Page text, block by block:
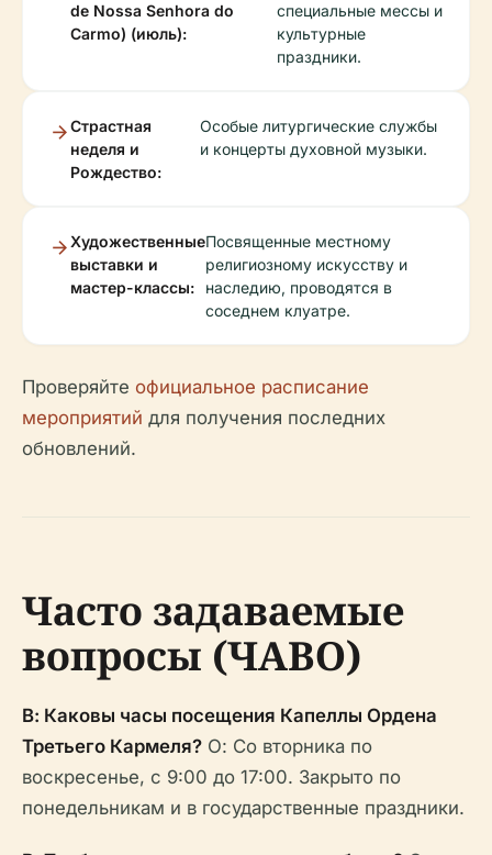
de Nossa Senhora do
Carmo) (июль):
специальные мессы и
культурные
праздники.
Страстная
неделя и
Рождество:
Особые литургические службы
и концерты духовной музыки.
Художественные
выставки и
мастер-классы:
Посвященные местному
религиозному искусству и
наследию, проводятся в
соседнем клуатре.
Проверяйте официальное расписание
мероприятий для получения последних
обновлений.
Часто задаваемые
вопросы (ЧАВО)
В: Каковы часы посещения Капеллы Ордена
Третьего Кармеля? О: Со вторника по
воскресенье, с 9:00 до 17:00. Закрыто по
понедельникам и в государственные праздники.